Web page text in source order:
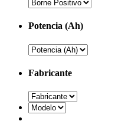
Potencia (Ah)
Fabricante